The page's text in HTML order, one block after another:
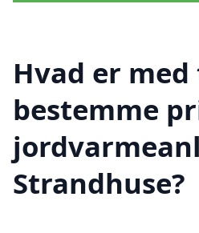
Hvad er
bestemme
Strandhuse?